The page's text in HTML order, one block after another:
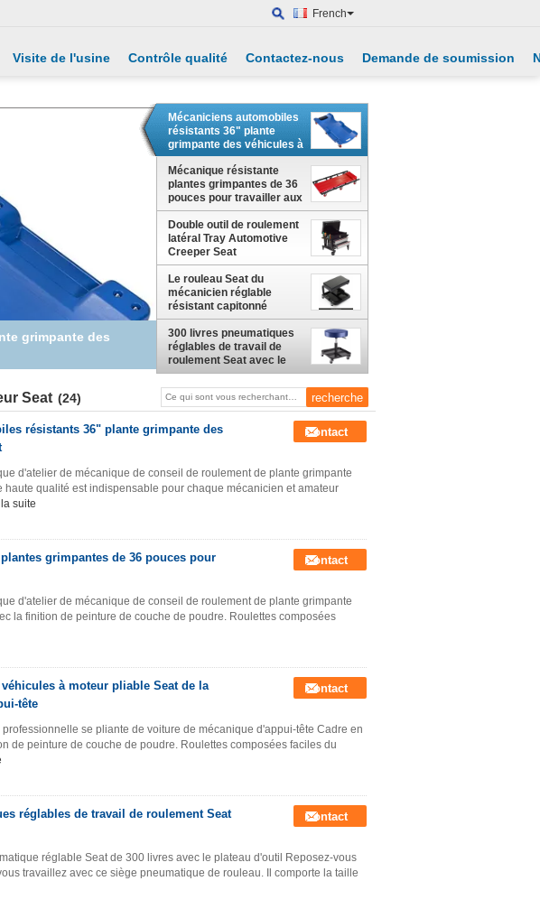
French
Visite de l'usine Contrôle qualité Contactez-nous Demande de soumission
36 pouces pour
Mécaniciens automobiles
résistants 36" plante
grimpante des véhicules à
moteur Seat
Mécanique résistante
plantes grimpantes de 36
pouces pour travailler aux
voitures
Double outil de roulement
latéral Tray Automotive
Creeper Seat
Le rouleau Seat du
mécanicien réglable
résistant capitonné
300 livres pneumatiques
réglables de travail de
roulement Seat avec le
plateau d'outil
Seat (24)
résistants 36" plante grimpante des
Contact
d'atelier de mécanique de conseil de roulement de plante grimpante
haute qualité est indispensable pour chaque mécanicien et amateur
suite
grimpantes de 36 pouces pour
Contact
d'atelier de mécanique de conseil de roulement de plante grimpante
la finition de peinture de couche de poudre. Roulettes composées
à moteur pliable Seat de la
tête
Contact
se pliante de voiture de mécanique d'appui-tête Cadre en
de peinture de couche de poudre. Roulettes composées faciles du
réglables de travail de roulement Seat
Contact
réglable Seat de 300 livres avec le plateau d'outil Reposez-vous
travaillez avec ce siège pneumatique de rouleau. Il comporte la taille